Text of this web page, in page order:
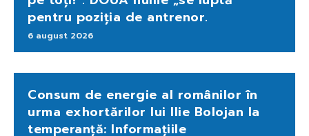
pentru poziția de antrenor.
6 august 2026
Consum de energie al românilor în
urma exhortărilor lui Ilie Bolojan la
temperanță: Informațiile